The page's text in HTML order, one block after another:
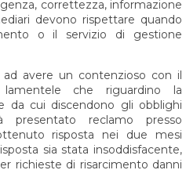
correttezza, informazione
devono rispettare quando
o il servizio di gestione
avere un contenzioso con il
che riguardino la
da cui discendono gli obblighi
presentato reclamo presso
risposta nei due mesi
sia stata insoddisfacente,
richieste di risarcimento danni